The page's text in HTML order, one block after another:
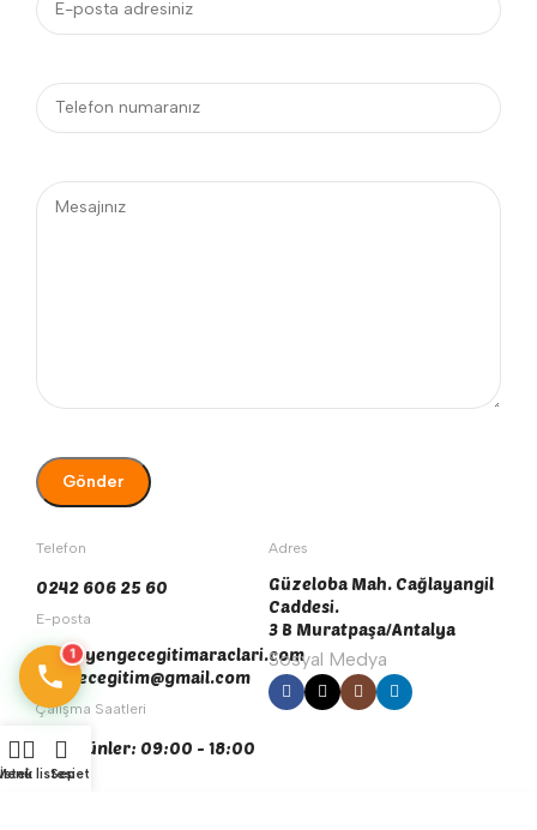
Telefon
0242 606 25 60
E-posta
info@yengecegitimaraclari.com
yengecegitim@gmail.com
Çalışma Saatleri
Tüm Günler: 09:00 - 18:00
Adres
Güzeloba Mah. Cağlayangil
Caddesi.
3 B Muratpaşa/Antalya
Sosyal Medya
İstek listesi
Sepet
1